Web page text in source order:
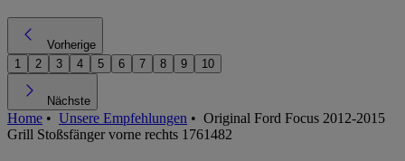
Vorherige
1
2 3 4 5 6 7 8 9 10
Nächste
Home • Unsere Empfehlungen • Original Ford Focus 2012-2015
Grill Stoßsfänger vorne rechts 1761482